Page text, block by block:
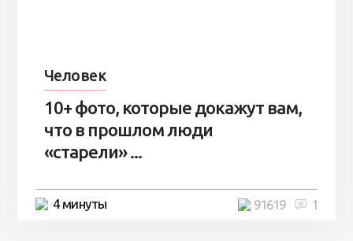
Человек
10+ фото, которые докажут вам,
что в прошлом люди
«старели» ...
4 минуты 1
91619